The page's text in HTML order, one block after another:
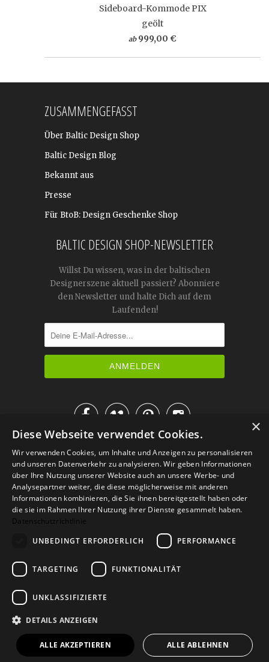
Sideboard-Kommode PIX
geölt
ab 999,00 €
ZUSAMMENGEFASST
Über Baltic Design Shop
Baltic Design Blog
Bekannt aus
Presse
Für BtoB: Design Geschenke Shop
BALTIC DESIGN SHOP-NEWSLETTER
Willst Du wissen, was in der baltischen
Designerszene aktuell passiert? Abonniere
den Newsletter und halte Dich auf dem
Laufenden!

IM KATALOG BLÄTTERN
Versand Zahlarten
Retoure
Widerrufsformular
© 2026Baltic Design Shop. Baltic Design Shop
×
Diese Webseite verwendet Cookies.
Wir verwenden Cookies, um Inhalte und Anzeigen zu personalisieren
und unseren Datenverkehr zu analysieren. Wir geben Informationen
über Ihre Nutzung unserer Website auch an unsere Werbe- und
Analysepartner weiter, die diese möglicherweise mit anderen
Informationen kombinieren, die Sie ihnen bereitgestellt haben oder
die sie im Rahmen Ihrer Nutzung ihrer Dienste gesammelt haben.
Datenschutzrichtlinie
UNBEDINGT ERFORDERLICH
PERFORMANCE
TARGETING FUNKTIONALITÄT
UNKLASSIFIZIERTE
DETAILS ANZEIGEN
ALLE AKZEPTIEREN ALLE ABLEHNEN